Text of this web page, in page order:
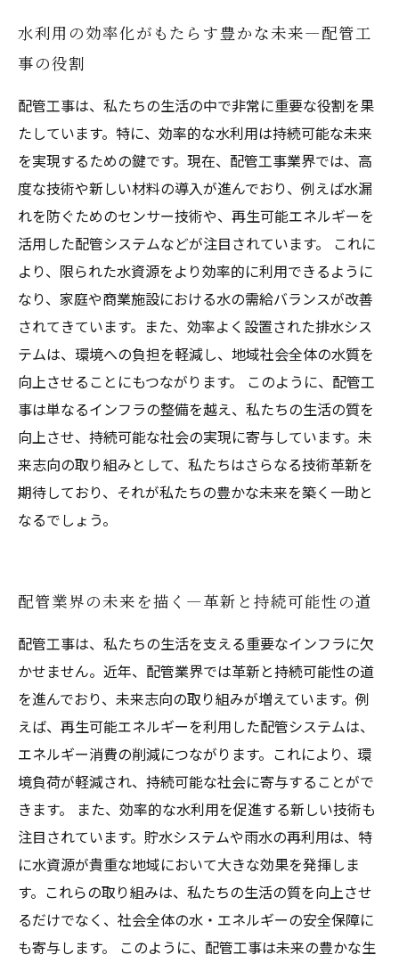
水利用の効率化がもたらす豊かな未来—配管工
事の役割
配管工事は、私たちの生活の中で非常に重要な役割を果
たしています。特に、効率的な水利用は持続可能な未来
を実現するための鍵です。現在、配管工事業界では、高
度な技術や新しい材料の導入が進んでおり、例えば水漏
れを防ぐためのセンサー技術や、再生可能エネルギーを
活用した配管システムなどが注目されています。 これに
より、限られた水資源をより効率的に利用できるように
なり、家庭や商業施設における水の需給バランスが改善
されてきています。また、効率よく設置された排水シス
テムは、環境への負担を軽減し、地域社会全体の水質を
向上させることにもつながります。 このように、配管工
事は単なるインフラの整備を越え、私たちの生活の質を
向上させ、持続可能な社会の実現に寄与しています。未
来志向の取り組みとして、私たちはさらなる技術革新を
期待しており、それが私たちの豊かな未来を築く一助と
なるでしょう。
配管業界の未来を描く—革新と持続可能性の道
配管工事は、私たちの生活を支える重要なインフラに欠
かせません。近年、配管業界では革新と持続可能性の道
を進んでおり、未来志向の取り組みが増えています。例
えば、再生可能エネルギーを利用した配管システムは、
エネルギー消費の削減につながります。これにより、環
境負荷が軽減され、持続可能な社会に寄与することがで
きます。 また、効率的な水利用を促進する新しい技術も
注目されています。貯水システムや雨水の再利用は、特
に水資源が貴重な地域において大きな効果を発揮しま
す。これらの取り組みは、私たちの生活の質を向上させ
るだけでなく、社会全体の水・エネルギーの安全保障に
も寄与します。 このように、配管工事は未来の豊かな生